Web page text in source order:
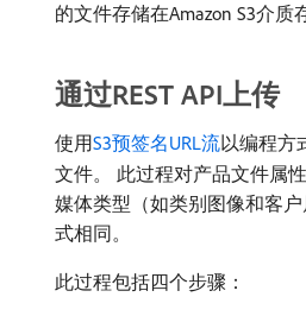
的文件存储在Amazon S3介质
通过REST API上传
使用S3预签名URL流以编程方
文件。 此过程对产品文件属
媒体类型（如类别图像和客
式相同。
此过程包括四个步骤：